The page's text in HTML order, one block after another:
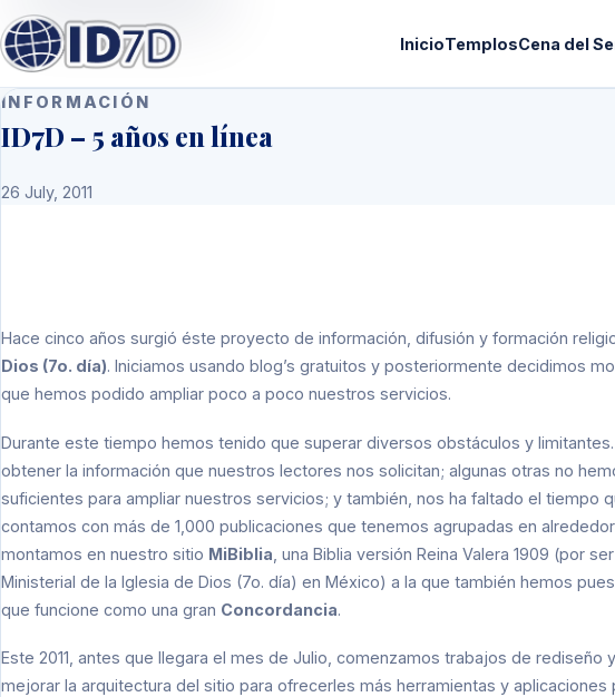
InicioTemplosCena del
INFORMACIÓN
ID7D – 5 años en línea
26 July, 2011
Hace cinco años surgió éste proyecto de información, difusión y formación
Dios (7o. día). Iniciamos usando blog’s gratuitos y posteriormente decidimos
que hemos podido ampliar poco a poco nuestros servicios.
Durante este tiempo hemos tenido que superar diversos obstáculos y
obtener la información que nuestros lectores nos solicitan; algunas otras no
suficientes para ampliar nuestros servicios; y también, nos ha faltado el tiempo
contamos con más de 1,000 publicaciones que tenemos agrupadas en
montamos en nuestro sitio MiBiblia , una Biblia versión Reina Valera 1909 (por
Ministerial de la Iglesia de Dios (7o. día) en México) a la que también hemos
que funcione como una gran Concordancia.
Este 2011, antes que llegara el mes de Julio, comenzamos trabajos de rediseño
mejorar la arquitectura del sitio para ofrecerles más herramientas y